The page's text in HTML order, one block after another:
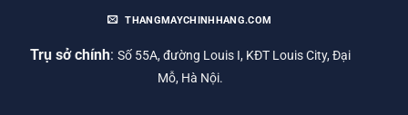
THANGMAYCHINHHANG.COM
Trụ sở chính: Số 55A, đường Louis I, KĐT Louis City, Đại
Mỗ, Hà Nội.